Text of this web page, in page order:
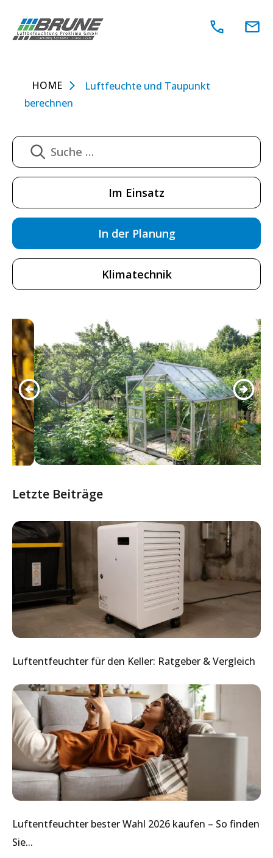
Inhalt
springen
HOME
Luftfeuchte und Taupunkt
berechnen
Im Einsatz
In der Planung
Klimatechnik
Letzte Beiträge
Luftentfeuchter für den Keller: Ratgeber & Vergleich
Luftentfeuchter bester Wahl 2026 kaufen – So finden
Sie...